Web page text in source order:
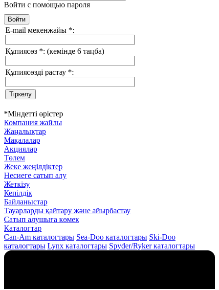
Войти с помощью пароля
E-mail мекенжайы *:
Құпиясөз *: (кемінде 6 таңба)
Құпиясөзді растау *:
*Міндетті өрістер
Компания жайлы
Жаңалықтар
Мақалалар
Акциялар
Төлем
Жеке жеңілдіктер
Несиеге сатып алу
Жеткізу
Кепілдік
Байланыстар
Тауарларды қайтару және айырбастау
Сатып алушыға көмек
Каталогтар
Can-Am каталогтары Sea-Doo каталогтары Ski-Doo
каталогтары Lynx каталогтары Spyder/Ryker каталогтары